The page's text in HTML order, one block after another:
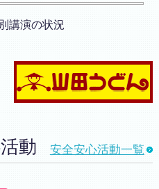
講演の状況
動 安全安心活動一覧